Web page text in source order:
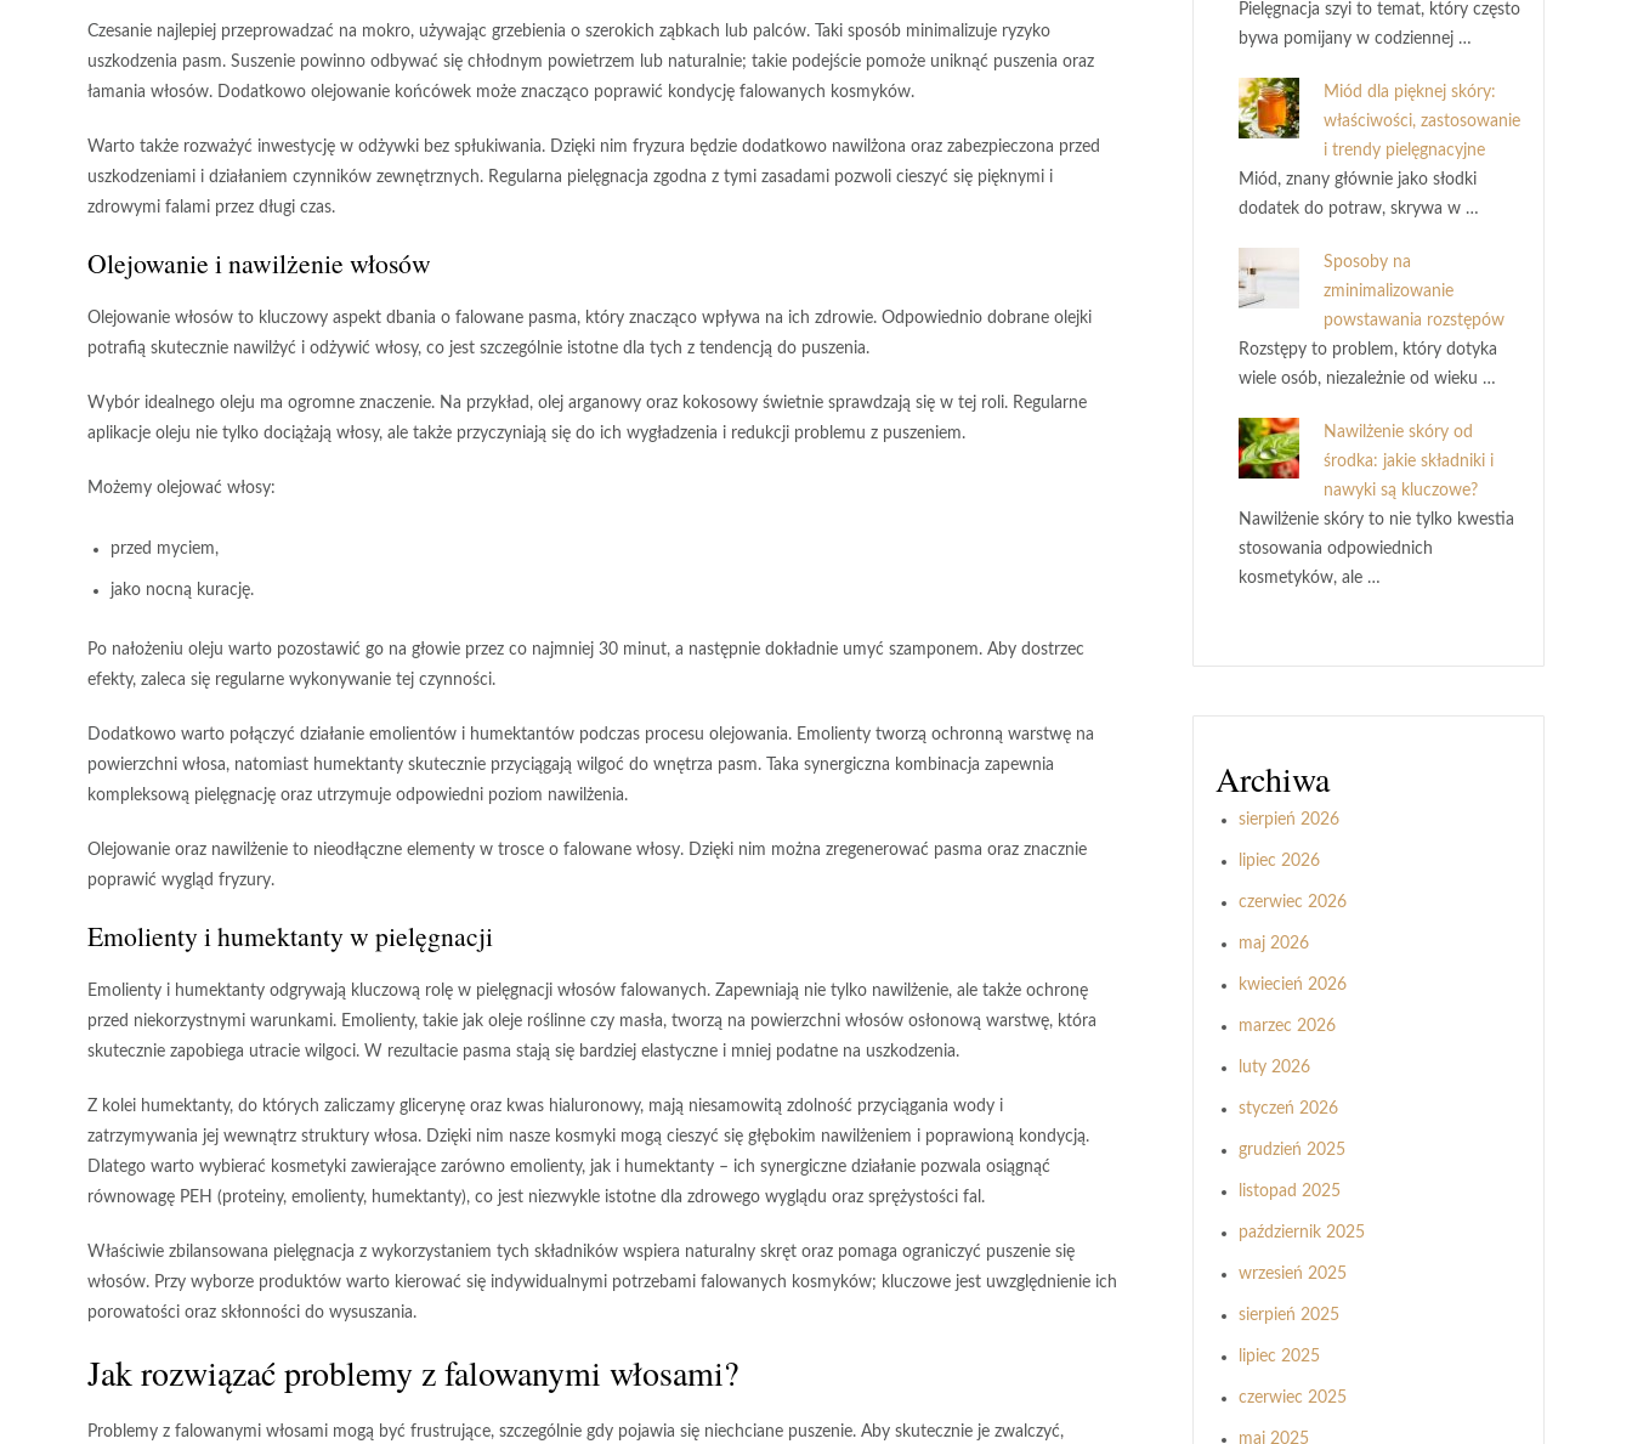
Czesanie najlepiej przeprowadzać na mokro, używając grzebienia o szerokich ząbkach lub palców. Taki sposób minimalizuje ryzyko
uszkodzenia pasm. Suszenie powinno odbywać się chłodnym powietrzem lub naturalnie; takie podejście pomoże uniknąć puszenia oraz
łamania włosów. Dodatkowo olejowanie końcówek może znacząco poprawić kondycję falowanych kosmyków.
Warto także rozważyć inwestycję w odżywki bez spłukiwania. Dzięki nim fryzura będzie dodatkowo nawilżona oraz zabezpieczona przed
uszkodzeniami i działaniem czynników zewnętrznych. Regularna pielęgnacja zgodna z tymi zasadami pozwoli cieszyć się pięknymi i
zdrowymi falami przez długi czas.
Olejowanie i nawilżenie włosów
Olejowanie włosów to kluczowy aspekt dbania o falowane pasma, który znacząco wpływa na ich zdrowie. Odpowiednio dobrane olejki
potrafią skutecznie nawilżyć i odżywić włosy, co jest szczególnie istotne dla tych z tendencją do puszenia.
Wybór idealnego oleju ma ogromne znaczenie. Na przykład, olej arganowy oraz kokosowy świetnie sprawdzają się w tej roli. Regularne
aplikacje oleju nie tylko dociążają włosy, ale także przyczyniają się do ich wygładzenia i redukcji problemu z puszeniem.
Możemy olejować włosy:
przed myciem,
jako nocną kurację.
Po nałożeniu oleju warto pozostawić go na głowie przez co najmniej 30 minut, a następnie dokładnie umyć szamponem. Aby dostrzec
efekty, zaleca się regularne wykonywanie tej czynności.
Dodatkowo warto połączyć działanie emolientów i humektantów podczas procesu olejowania. Emolienty tworzą ochronną warstwę na
powierzchni włosa, natomiast humektanty skutecznie przyciągają wilgoć do wnętrza pasm. Taka synergiczna kombinacja zapewnia
kompleksową pielęgnację oraz utrzymuje odpowiedni poziom nawilżenia.
Olejowanie oraz nawilżenie to nieodłączne elementy w trosce o falowane włosy. Dzięki nim można zregenerować pasma oraz znacznie
poprawić wygląd fryzury.
Emolienty i humektanty w pielęgnacji
Emolienty i humektanty odgrywają kluczową rolę w pielęgnacji włosów falowanych. Zapewniają nie tylko nawilżenie, ale także ochronę
przed niekorzystnymi warunkami. Emolienty, takie jak oleje roślinne czy masła, tworzą na powierzchni włosów osłonową warstwę, która
skutecznie zapobiega utracie wilgoci. W rezultacie pasma stają się bardziej elastyczne i mniej podatne na uszkodzenia.
Z kolei humektanty, do których zaliczamy glicerynę oraz kwas hialuronowy, mają niesamowitą zdolność przyciągania wody i
zatrzymywania jej wewnątrz struktury włosa. Dzięki nim nasze kosmyki mogą cieszyć się głębokim nawilżeniem i poprawioną kondycją.
Dlatego warto wybierać kosmetyki zawierające zarówno emolienty, jak i humektanty – ich synergiczne działanie pozwala osiągnąć
równowagę PEH (proteiny, emolienty, humektanty), co jest niezwykle istotne dla zdrowego wyglądu oraz sprężystości fal.
Właściwie zbilansowana pielęgnacja z wykorzystaniem tych składników wspiera naturalny skręt oraz pomaga ograniczyć puszenie się
włosów. Przy wyborze produktów warto kierować się indywidualnymi potrzebami falowanych kosmyków; kluczowe jest uwzględnienie ich
porowatości oraz skłonności do wysuszania.
Jak rozwiązać problemy z falowanymi włosami?
Problemy z falowanymi włosami mogą być frustrujące, szczególnie gdy pojawia się niechciane puszenie. Aby skutecznie je zwalczyć,
Pielęgnacja szyi to temat, który często
bywa pomijany w codziennej …
Miód dla pięknej skóry:
właściwości, zastosowanie
i trendy pielęgnacyjne
Miód, znany głównie jako słodki
dodatek do potraw, skrywa w …
Sposoby na
zminimalizowanie
powstawania rozstępów
Rozstępy to problem, który dotyka
wiele osób, niezależnie od wieku …
Nawilżenie skóry od
środka: jakie składniki i
nawyki są kluczowe?
Nawilżenie skóry to nie tylko kwestia
stosowania odpowiednich
kosmetyków, ale …
Archiwa
sierpień 2026
lipiec 2026
czerwiec 2026
maj 2026
kwiecień 2026
marzec 2026
luty 2026
styczeń 2026
grudzień 2025
listopad 2025
październik 2025
wrzesień 2025
sierpień 2025
lipiec 2025
czerwiec 2025
maj 2025